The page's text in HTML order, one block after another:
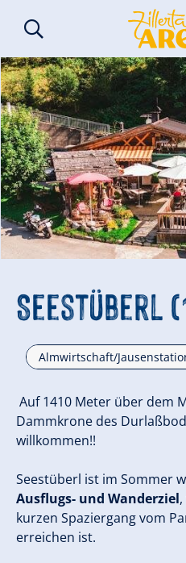
Seestüberl
Almwirtschaft/
Auf 1410 Meter über dem
Dammkrone des
willkommen!!
Seestüberl ist im Sommer
Ausflugs- und Wanderziel
kurzen Spaziergang vom
erreichen ist.